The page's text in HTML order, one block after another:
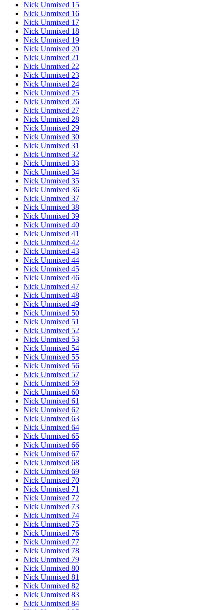
Nick Unmixed 15
Nick Unmixed 16
Nick Unmixed 17
Nick Unmixed 18
Nick Unmixed 19
Nick Unmixed 20
Nick Unmixed 21
Nick Unmixed 22
Nick Unmixed 23
Nick Unmixed 24
Nick Unmixed 25
Nick Unmixed 26
Nick Unmixed 27
Nick Unmixed 28
Nick Unmixed 29
Nick Unmixed 30
Nick Unmixed 31
Nick Unmixed 32
Nick Unmixed 33
Nick Unmixed 34
Nick Unmixed 35
Nick Unmixed 36
Nick Unmixed 37
Nick Unmixed 38
Nick Unmixed 39
Nick Unmixed 40
Nick Unmixed 41
Nick Unmixed 42
Nick Unmixed 43
Nick Unmixed 44
Nick Unmixed 45
Nick Unmixed 46
Nick Unmixed 47
Nick Unmixed 48
Nick Unmixed 49
Nick Unmixed 50
Nick Unmixed 51
Nick Unmixed 52
Nick Unmixed 53
Nick Unmixed 54
Nick Unmixed 55
Nick Unmixed 56
Nick Unmixed 57
Nick Unmixed 59
Nick Unmixed 60
Nick Unmixed 61
Nick Unmixed 62
Nick Unmixed 63
Nick Unmixed 64
Nick Unmixed 65
Nick Unmixed 66
Nick Unmixed 67
Nick Unmixed 68
Nick Unmixed 69
Nick Unmixed 70
Nick Unmixed 71
Nick Unmixed 72
Nick Unmixed 73
Nick Unmixed 74
Nick Unmixed 75
Nick Unmixed 76
Nick Unmixed 77
Nick Unmixed 78
Nick Unmixed 79
Nick Unmixed 80
Nick Unmixed 81
Nick Unmixed 82
Nick Unmixed 83
Nick Unmixed 84